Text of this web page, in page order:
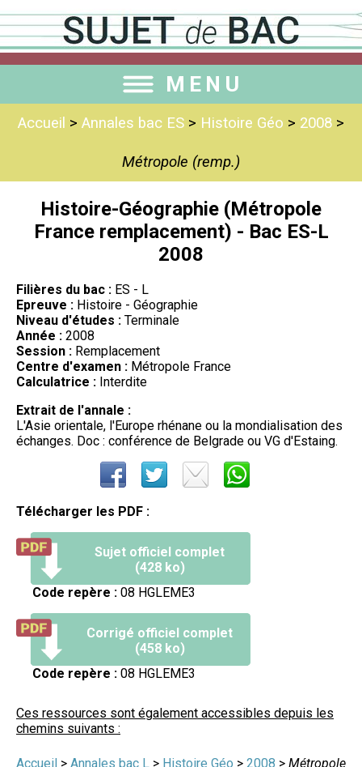
MENU
Accueil > Annales bac ES > Histoire Géo > 2008 >
Métropole (remp.)
Histoire-Géographie (Métropole
France remplacement) - Bac ES-L
2008
Filières du bac : ES - L
Epreuve : Histoire - Géographie
Niveau d'études : Terminale
Année : 2008
Session : Remplacement
Centre d'examen : Métropole France
Calculatrice : Interdite
Extrait de l'annale :
L'Asie orientale, l'Europe rhénane ou la mondialisation des
échanges. Doc : conférence de Belgrade ou VG d'Estaing.
Télécharger les PDF :
Sujet officiel complet
(428 ko)
Code repère : 08 HGLEME3
Corrigé officiel complet
(458 ko)
Code repère : 08 HGLEME3
Ces ressources sont également accessibles depuis les
chemins suivants :
Accueil > Annales bac L > Histoire Géo > 2008 > Métropole